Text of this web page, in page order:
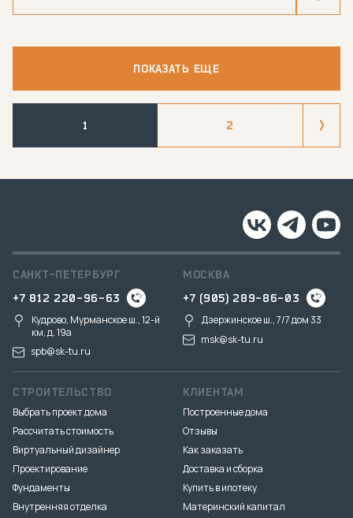
ПОКАЗАТЬ ЕЩЕ
1 2
САНКТ-ПЕТЕРБУРГ
+7 812 220-96-63
Кудрово, Мурманское ш., 12-й
км, д. 19a
spb@sk-tu.ru
МОСКВА
+7 (905) 289-86-03
Дзержинское ш., 7/7 дом 33
msk@sk-tu.ru
СТРОИТЕЛЬСТВО
Выбрать проект дома
Рассчитать стоимость
Виртуальный дизайнер
Проектирование
Фундаменты
Внутренняя отделка
КЛИЕНТАМ
Построенные дома
Отзывы
Как заказать
Доставка и сборка
Купить в ипотеку
Материнский капитал